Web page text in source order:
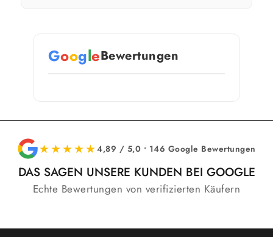
GoogleBewertungen
★★★★★4,89 / 5,0 • 146 Google Bewertungen
DAS SAGEN UNSERE KUNDEN BEI GOOGLE
Echte Bewertungen von verifizierten Käufern